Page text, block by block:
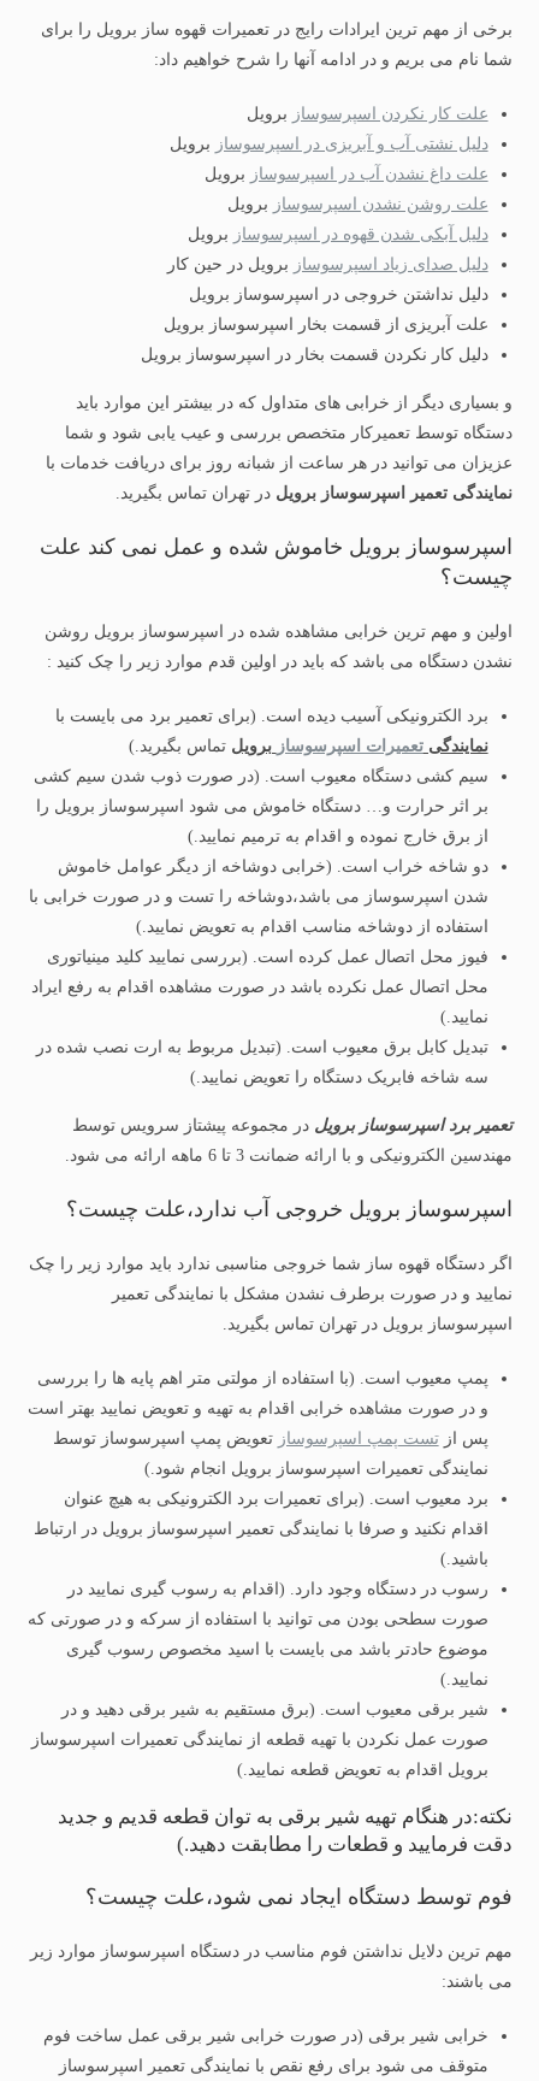
برخی از مهم ترین ایرادات رایج در تعمیرات قهوه ساز برویل را برای
شما نام می بریم و در ادامه آنها را شرح خواهیم داد:
علت کار نکردن اسپرسوساز برویل
دلیل نشتی آب و آبریزی در اسپرسوساز برویل
علت داغ نشدن آب در اسپرسوساز برویل
علت روشن نشدن اسپرسوساز برویل
دلیل آبکی شدن قهوه در اسپرسوساز برویل
دلیل صدای زیاد اسپرسوساز برویل در حین کار
دلیل نداشتن خروجی در اسپرسوساز برویل
علت آبریزی از قسمت بخار اسپرسوساز برویل
دلیل کار نکردن قسمت بخار در اسپرسوساز برویل
و بسیاری دیگر از خرابی های متداول که در بیشتر این موارد باید
دستگاه توسط تعمیرکار متخصص بررسی و عیب یابی شود و شما
عزیزان می توانید در هر ساعت از شبانه روز برای دریافت خدمات با
نمایندگی تعمیر اسپرسوساز برویل در تهران تماس بگیرید.
اسپرسوساز برویل خاموش شده و عمل نمی کند علت
چیست؟
اولین و مهم ترین خرابی مشاهده شده در اسپرسوساز برویل روشن
نشدن دستگاه می باشد که باید در اولین قدم موارد زیر را چک کنید :
برد الکترونیکی آسیب دیده است. (برای تعمیر برد می بایست با
نمایندگیتعمیرات اسپرسوساز برویل تماس بگیرید.)
سیم کشی دستگاه معیوب است. (در صورت ذوب شدن سیم کشی
بر اثر حرارت و… دستگاه خاموش می شود اسپرسوساز برویل را
از برق خارج نموده و اقدام به ترمیم نمایید.)
دو شاخه خراب است. (خرابی دوشاخه از دیگر عوامل خاموش
شدن اسپرسوساز می باشد،دوشاخه را تست و در صورت خرابی با
استفاده از دوشاخه مناسب اقدام به تعویض نمایید.)
فیوز محل اتصال عمل کرده است. (بررسی نمایید کلید مینیاتوری
محل اتصال عمل نکرده باشد در صورت مشاهده اقدام به رفع ایراد
نمایید.)
تبدیل کابل برق معیوب است. (تبدیل مربوط به ارت نصب شده در
سه شاخه فابریک دستگاه را تعویض نمایید.)
تعمیر برد اسپرسوساز برویل در مجموعه پیشتاز سرویس توسط
مهندسین الکترونیکی و با ارائه ضمانت 3 تا 6 ماهه ارائه می شود.
اسپرسوساز برویل خروجی آب ندارد،علت چیست؟
اگر دستگاه قهوه ساز شما خروجی مناسبی ندارد باید موارد زیر را چک
نمایید و در صورت برطرف نشدن مشکل با نمایندگی تعمیر
اسپرسوساز برویل در تهران تماس بگیرید.
پمپ معیوب است. (با استفاده از مولتی متر اهم پایه ها را بررسی
و در صورت مشاهده خرابی اقدام به تهیه و تعویض نمایید بهتر است
پس ازتست پمپ اسپرسوساز تعویض پمپ اسپرسوساز توسط
نمایندگی تعمیرات اسپرسوساز برویل انجام شود.)
برد معیوب است. (برای تعمیرات برد الکترونیکی به هیچ عنوان
اقدام نکنید و صرفا با نمایندگی تعمیر اسپرسوساز برویل در ارتباط
باشید.)
رسوب در دستگاه وجود دارد. (اقدام به رسوب گیری نمایید در
صورت سطحی بودن می توانید با استفاده از سرکه و در صورتی که
موضوع حادتر باشد می بایست با اسید مخصوص رسوب گیری
نمایید.)
شیر برقی معیوب است. (برق مستقیم به شیر برقی دهید و در
صورت عمل نکردن با تهیه قطعه از نمایندگی تعمیرات اسپرسوساز
برویل اقدام به تعویض قطعه نمایید.)
نکته:در هنگام تهیه شیر برقی به توان قطعه قدیم و جدید
دقت فرمایید و قطعات را مطابقت دهید.)
فوم توسط دستگاه ایجاد نمی شود،علت چیست؟
مهم ترین دلایل نداشتن فوم مناسب در دستگاه اسپرسوساز موارد زیر
می باشند:
خرابی شیر برقی (در صورت خرابی شیر برقی عمل ساخت فوم
متوقف می شود برای رفع نقص با نمایندگی تعمیر اسپرسوساز